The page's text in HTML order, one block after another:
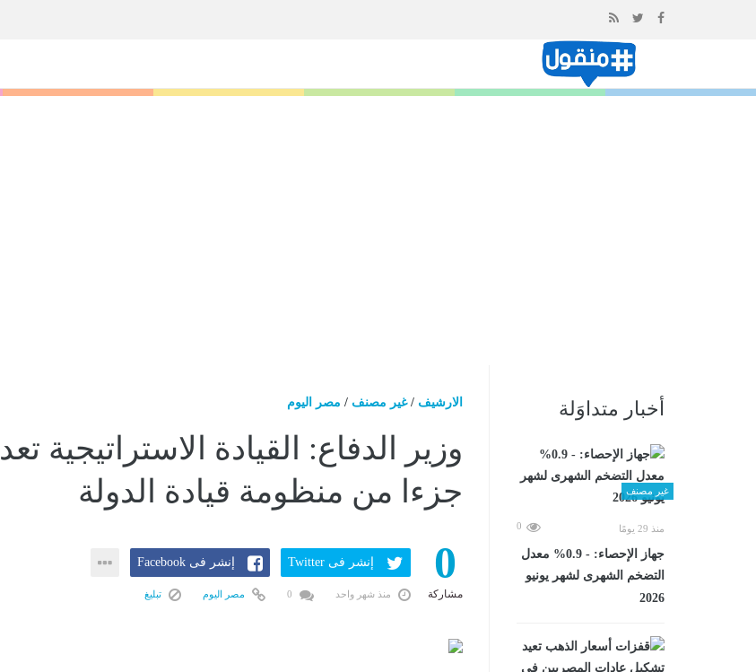
المحتوى
أخبار متداوَلة
غير مصنف
منذ 29 يومًا 0
جهاز الإحصاء: - 0.9% معدل
التضخم الشهرى لشهر يونيو
2026
الارشيف /غير مصنف / مصر اليوم
وزير الدفاع: القيادة الاستراتيجية تعد
جزءا من منظومة قيادة الدولة
0
مشاركة
إنشر فى Twitter إنشر فى Facebook
منذ شهر واحد مصر اليوم تبليغ